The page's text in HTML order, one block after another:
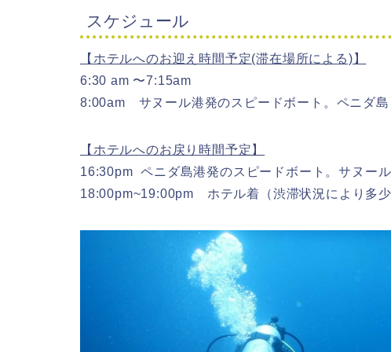
スケジュール
【ホテルへのお迎え時間予定(滞在場所による)】
6:30 am 〜7:15am
8:00am サヌール港発のスピードボート。ペニダ島
【ホテルへのお戻り時間予定】
16:30pm ペニダ島港発のスピードボート。サヌー
18:00pm~19:00pm ホテル着（渋滞状況により多少